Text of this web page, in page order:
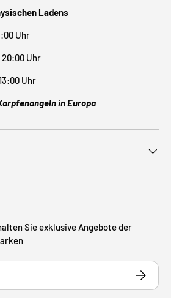
Ladens
Uhr
Uhr
Uhr
in Europa
Sie exklusive Angebote der